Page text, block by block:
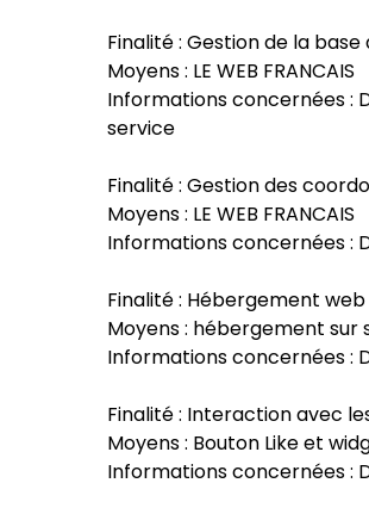
Finalité : Gestion de la
Moyens : LE WEB FRANCAIS
Informations concernées :
service
Finalité : Gestion des
Moyens : LE WEB FRANCAIS
Informations concernées :
Finalité : Hébergement
Moyens : hébergement sur
Informations concernées :
Finalité : Interaction avec
Moyens : Bouton Like et
Informations concernées :